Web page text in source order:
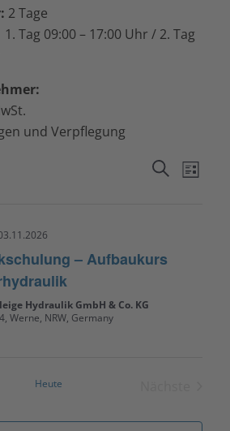
2 Tage
– 17:00 Uhr / 2. Tag
und Verpflegung
SucheListe
– Aufbaukurs
Hydraulik GmbH & Co. KG
Werne, NRW, Germany
Heute